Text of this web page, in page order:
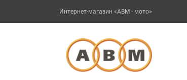
Интернет-магазин «АВМ - мото»